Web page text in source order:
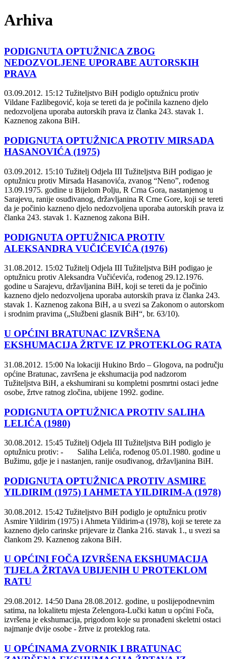
Arhiva
PODIGNUTA OPTUŽNICA ZBOG
NEDOZVOLJENE UPORABE AUTORSKIH
PRAVA
03.09.2012. 15:12 Tužiteljstvo BiH podiglo optužnicu protiv
Vildane Fazlibegović, koja se tereti da je počinila kazneno djelo
nedozvoljena uporaba autorskih prava iz članka 243. stavak 1.
Kaznenog zakona BiH.
PODIGNUTA OPTUŽNICA PROTIV MIRSADA
HASANOVIĆA (1975)
03.09.2012. 15:10 Tužitelj Odjela III Tužiteljstva BiH podigao je
optužnicu protiv Mirsada Hasanovića, zvanog “Neno”, rođenog
13.09.1975. godine u Bijelom Polju, R Crna Gora, nastanjenog u
Sarajevu, ranije osuđivanog, državljanina R Crne Gore, koji se tereti
da je počinio kazneno djelo nedozvoljena uporaba autorskih prava iz
članka 243. stavak 1. Kaznenog zakona BiH.
PODIGNUTA OPTUŽNICA PROTIV
ALEKSANDRA VUČIĆEVIĆA (1976)
31.08.2012. 15:02 Tužitelj Odjela III Tužiteljstva BiH podigao je
optužnicu protiv Aleksandra Vučićevića, rođenog 29.12.1976.
godine u Sarajevu, državljanina BiH, koji se tereti da je počinio
kazneno djelo nedozvoljena uporaba autorskih prava iz članka 243.
stavak 1. Kaznenog zakona BiH, a u svezi sa Zakonom o autorskom
i srodnim pravima („Službeni glasnik BiH“, br. 63/10).
U OPĆINI BRATUNAC IZVRŠENA
EKSHUMACIJA ŽRTVE IZ PROTEKLOG RATA
31.08.2012. 15:00 Na lokaciji Hukino Brdo – Glogova, na području
općine Bratunac, završena je ekshumacija pod nadzorom
Tužiteljstva BiH, a ekshumirani su kompletni posmrtni ostaci jedne
osobe, žrtve ratnog zločina, ubijene 1992. godine.
PODIGNUTA OPTUŽNICA PROTIV SALIHA
LELIĆA (1980)
30.08.2012. 15:45 Tužitelj Odjela III Tužiteljstva BiH podiglo je
optužnicu protiv: - Saliha Lelića, rođenog 05.01.1980. godine u
Bužimu, gdje je i nastanjen, ranije osuđivanog, državljanina BiH.
PODIGNUTA OPTUŽNICA PROTIV ASMIRE
YILDIRIM (1975) I AHMETA YILDIRIM-A (1978)
30.08.2012. 15:42 Tužiteljstvo BiH podiglo je optužnicu protiv
Asmire Yildirim (1975) i Ahmeta Yildirim-a (1978), koji se terete za
kazneno djelo carinske prijevare iz članka 216. stavak 1., u svezi sa
člankom 29. Kaznenog zakona BiH.
U OPĆINI FOČA IZVRŠENA EKSHUMACIJA
TIJELA ŽRTAVA UBIJENIH U PROTEKLOM
RATU
29.08.2012. 14:50 Dana 28.08.2012. godine, u poslijepodnevnim
satima, na lokalitetu mjesta Zelengora-Lučki katun u općini Foča,
izvršena je ekshumacija, prigodom koje su pronađeni skeletni ostaci
najmanje dvije osobe - žrtve iz proteklog rata.
U OPĆINAMA ZVORNIK I BRATUNAC